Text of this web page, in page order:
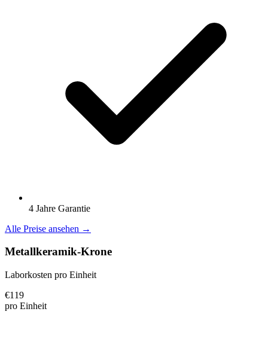
4 Jahre Garantie
Alle Preise ansehen →
Metallkeramik-Krone
Laborkosten pro Einheit
€119
pro Einheit